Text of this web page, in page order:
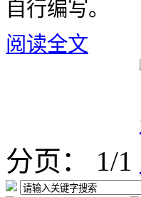
自行编写。
阅读全文
分页： 1/1